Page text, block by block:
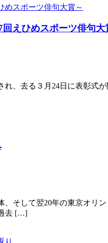
えひめスポーツ俳句大
、去る３月24日に表彰式
そして翌20年の東京オリ
去 […]